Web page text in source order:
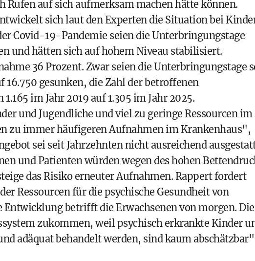
Rufen auf sich aufmerksam machen hätte können.
sich laut den Experten die Situation bei
Covid-19-Pandemie seien die Unterbringungstage
und hätten sich auf hohem Niveau stabilisiert.
36 Prozent. Zwar seien die Unterbringungstage
gesunken, die Zahl der betroffenen
im Jahr 2019 auf 1.305 im Jahr 2025.
und Jugendliche und viel zu geringe Ressourcen im
zu immer häufigeren Aufnahmen im Krankenhaus",
sei seit Jahrzehnten nicht ausreichend
und Patienten würden wegen des hohen
das Risiko erneuter Aufnahmen. Rappert fordert
Ressourcen für die psychische Gesundheit von
betrifft die Erwachsenen von morgen. Die
zukommen, weil psychisch erkrankte Kinder
adäquat behandelt werden, sind kaum